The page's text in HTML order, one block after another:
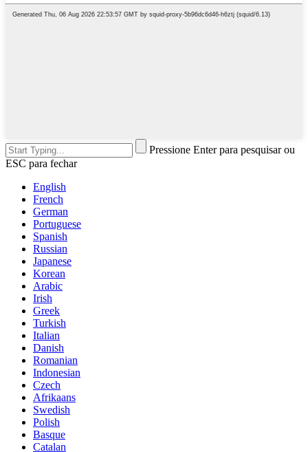
Pressione Enter para pesquisar ou
ESC para fechar
English
French
German
Portuguese
Spanish
Russian
Japanese
Korean
Arabic
Irish
Greek
Turkish
Italian
Danish
Romanian
Indonesian
Czech
Afrikaans
Swedish
Polish
Basque
Catalan